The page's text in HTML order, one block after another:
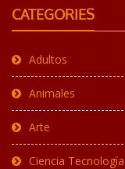
CATEGORIES
Adultos
Animales
Arte
Ciencia Tecnología